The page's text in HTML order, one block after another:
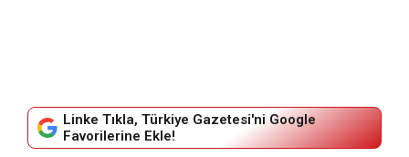
Linke Tıkla, Türkiye Gazetesi'ni Google
Favorilerine Ekle!